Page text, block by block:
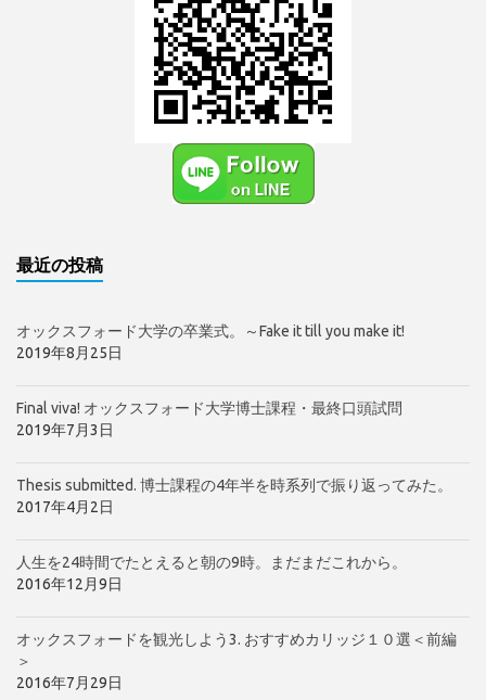
最近の投稿
オックスフォード大学の卒業式。～Fake it till you make it!
2019年8月25日
Final viva! オックスフォード大学博士課程・最終口頭試問
2019年7月3日
Thesis submitted. 博士課程の4年半を時系列で振り返ってみた。
2017年4月2日
人生を24時間でたとえると朝の9時。まだまだこれから。
2016年12月9日
オックスフォードを観光しよう3. おすすめカリッジ１０選＜前編
＞
2016年7月29日